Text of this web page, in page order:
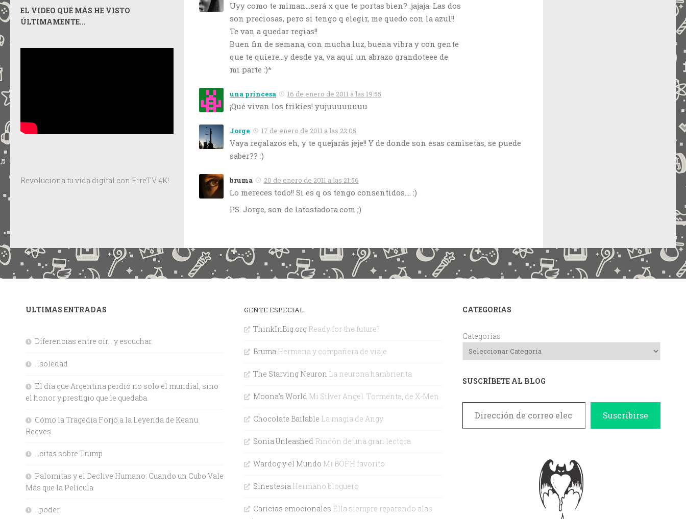
Uyy como te miman…será x que te portas bien? .jajaja. Las dos
son preciosas, pero si tengo q elegir, me quedo con la azul!!
Te van a quedar regias!!
Buen fin de semana, con mucha luz, buena vibra y con gente
que te quiere…y desde ya, va aqui un abrazo grandoteee de
mi parte :)*
una princesa 16 de enero de 2011 a las 19:55
¡Qué vivan los frikies! yujuuuuuuuu
Jorge 17 de enero de 2011 a las 22:05
Vaya regalazos eh, y te quejarás jeje!! Y de donde son esas camisetas, se puede
saber?? :)
bruma 20 de enero de 2011 a las 21:56
Lo mereces todo!! Si es q os tengo consentidos…. :)
PS. Jorge, son de latostadora.com ;)
EL VIDEO QUÉ MÁS HE VISTO
ÚLTIMAMENTE...
Revoluciona tu vida digital con FireTV 4K!
ULTIMAS ENTRADAS
Diferencias entre oír… y escuchar.
…soledad
El día que Argentina perdió no solo el mundial, sino
el honor y prestigio que le quedaba.
Cómo la Tragedia Forjó a la Leyenda de Keanu
Reeves
…citas sobre Trump
Palomitas y el Declive Humano: Cuando un Cubo Vale
Más que la Película
…poder
GENTE ESPECIAL
ThinkInBig.orgReady for the future?
BrumaHermana y compañera de viaje
The Starving Neuron La neurona hambrienta
Moona's World Mi Silver Angel. Tormenta, de X-Men
Chocolate Bailable La magia de Angy
Sonia Unleashed Rincón de una gran lectora
Wardog y el Mundo Mi BOFH favorito
SinestesiaHermano bloguero
Caricias emocionales Ella siempre reparando alas
CATEGORIAS
Categorías
SUSCRÍBETE AL BLOG
Dirección de correo electrónico
Suscribirse